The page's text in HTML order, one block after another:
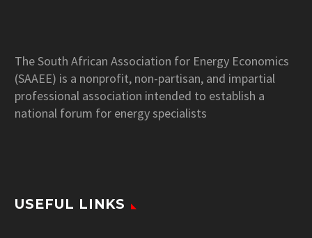
The South African Association for Energy Economics
(SAAEE) is a nonprofit, non-partisan, and impartial
professional association intended to establish a
national forum for energy specialists
USEFUL LINKS